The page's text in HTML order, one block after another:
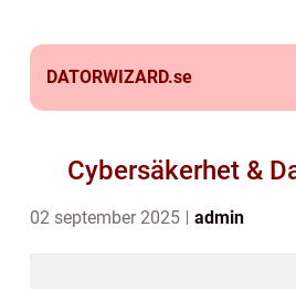
DATORWIZARD.se
Cybersäkerhet &
02 september 2025 admin